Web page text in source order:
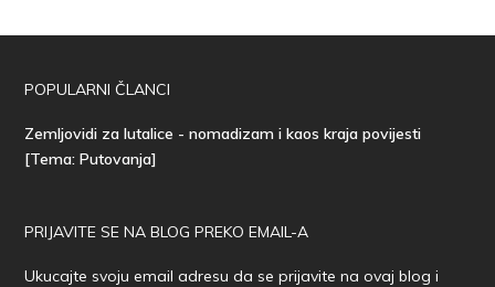
POPULARNI ČLANCI
Zemljovidi za lutalice - nomadizam i kaos kraja povijesti
[Tema: Putovanja]
PRIJAVITE SE NA BLOG PREKO EMAIL-A
Ukucajte svoju email adresu da se prijavite na ovaj blog i